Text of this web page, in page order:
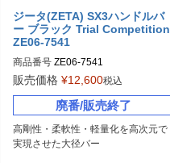
ジータ(ZETA) SX3ハンドルバ
ー ブラック Trial Competition
ZE06-7541
商品番号 ZE06-7541
販売価格 ¥12,600税込
廃番/販売終了
高剛性・柔軟性・軽量化を高次元で
実現させた大径バー